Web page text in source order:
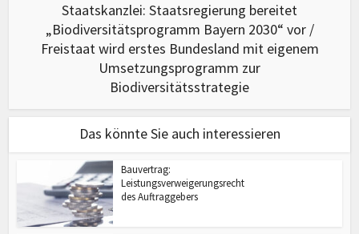
Staatskanzlei: Staatsregierung bereitet
„Biodiversitätsprogramm Bayern 2030“ vor /
Freistaat wird erstes Bundesland mit eigenem
Umsetzungsprogramm zur
Biodiversitätsstrategie
Das könnte Sie auch interessieren
Bauvertrag:
Leistungsverweigerungsrecht
des Auftraggebers